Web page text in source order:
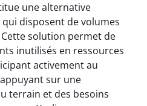
une alternative
disposent de volumes
solution permet de
inutilisés en ressources
activement au
sur une
terrain et des besoins